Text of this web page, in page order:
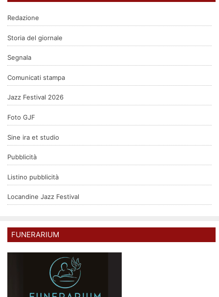
Redazione
Storia del giornale
Segnala
Comunicati stampa
Jazz Festival 2026
Foto GJF
Sine ira et studio
Pubblicità
Listino pubblicità
Locandine Jazz Festival
FUNERARIUM